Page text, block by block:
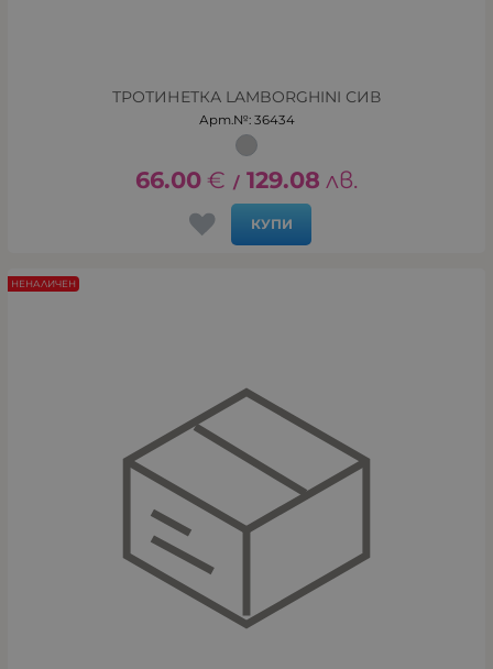
ТРОТИНЕТКА LAMBORGHINI СИВ
Арт.№: 36434
66.00 € / 129.08 лв.
КУПИ
НЕНАЛИЧЕН